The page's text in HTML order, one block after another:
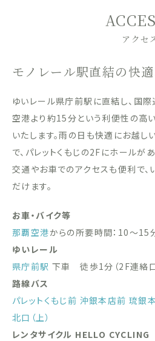
アクセ
モノレール駅直結の快
ゆいレール県庁前駅に直結し、国
空港より約15分という利便性の高
いたします。雨の日も快適にお越し
で、パレットくもじの2Fにホールが
交通やお車でのアクセスも便利で
だけます。
お車・バイク等
那覇空港からの所要時間：10〜15
ゆいレール
県庁前駅 下車 徒歩1分（2F連絡口
路線バス
パレットくもじ前 沖銀本店前 琉銀
北口（上）
レンタサイクル HELLO CYCLING